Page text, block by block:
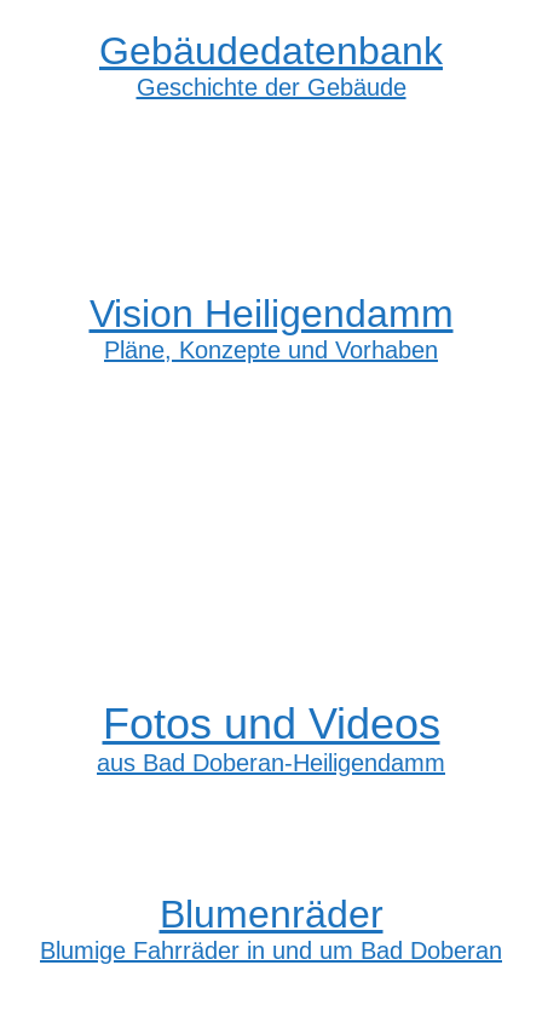
Gebäudedatenbank
Geschichte der Gebäude
Vision Heiligendamm
Pläne, Konzepte und Vorhaben
Fotos und Videos
aus Bad Doberan-Heiligendamm
Blumenräder
Blumige Fahrräder in und um Bad Doberan